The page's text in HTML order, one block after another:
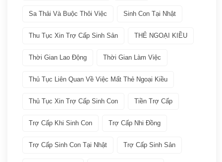
Dịch vụ VISA ATTO(36)
Đoàn tụ gia đình(6)
Sa Thải Và Buộc Thôi Việc Sinh Con Tại Nhật
Thu Tục Xin Trợ Cấp Sinh Sản THẺ NGOẠI KIỀU
Thời Gian Lao Động Thời Gian Làm Việc
Thủ Tục Liên Quan Về Việc Mất Thẻ Ngoại Kiều
Thủ Tục Xin Trợ Cấp Sinh Con Tiền Trợ Cấp
Trợ Cấp Khi Sinh Con Trợ Cấp Nhi Đồng
Trợ Cấp Sinh Con Tại Nhật Trợ Cấp Sinh Sản